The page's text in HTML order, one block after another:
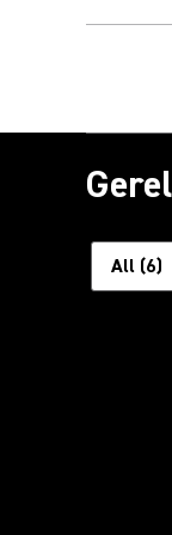
All (6)